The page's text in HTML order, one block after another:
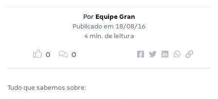
Por Equipe Gran
Publicado em 18/08/16
4 min. de leitura
0 0
Tudo que sabemos sobre: